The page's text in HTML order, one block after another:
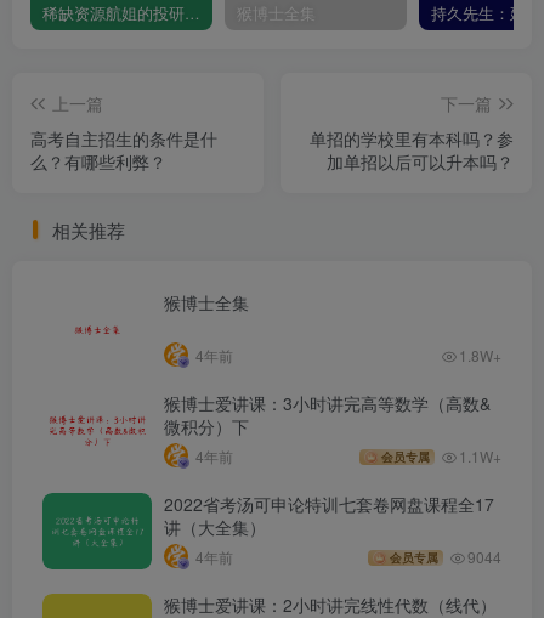
稀缺资源航姐的投研圈-价投高阶选股课程学习视频资源 猴博士全集
上一篇
高考自主招生的条件是什
么？有哪些利弊？
下一篇
单招的学校里有本科吗？参
加单招以后可以升本吗？
相关推荐
猴博士全集
4年前 1.8W+
猴博士爱讲课：3小时讲完高等数学（高数&
微积分）下
4年前 会员专属 1.1W+
2022省考汤可申论特训七套卷网盘课程全17
讲（大全集）
4年前 会员专属 9044
猴博士爱讲课：2小时讲完线性代数（线代）